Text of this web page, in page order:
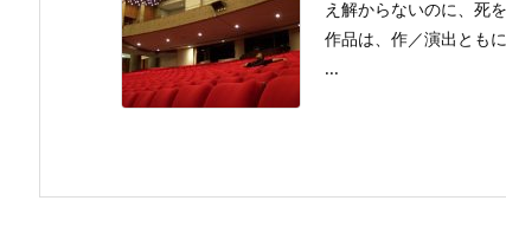
え解からないのに、死
作品は、作／演出とも
...